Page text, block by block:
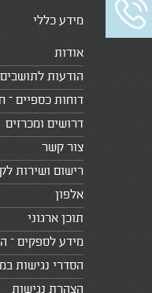
מידע כללי
אודות
הודעות לתושבים
דוחות כספיים –
דרושים ומכרזים
צור קשר
רישום ושירות
אלפון
תוכן ארגוני
מידע לספקים –
הסדרי נגישות
הצהרת נגישות